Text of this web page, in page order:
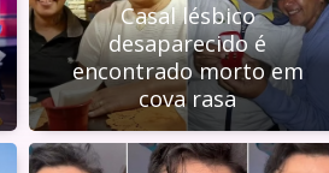
Casal lésbico
desaparecido é
encontrado morto em
cova rasa